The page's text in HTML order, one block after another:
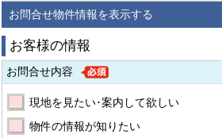
お問合せ物件情報を表示する
お客様の情報
お問合せ内容
現地を見たい･案内して欲しい
物件の情報が知りたい